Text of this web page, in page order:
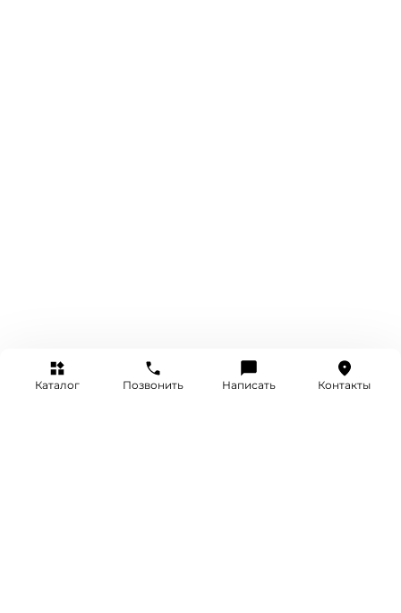
Каталог Позвонить Написать Контакты